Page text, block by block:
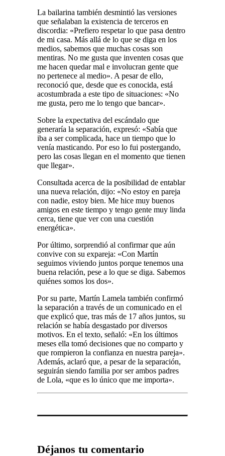
La bailarina también desmintió las versiones
que señalaban la existencia de terceros en
discordia: «Prefiero respetar lo que pasa dentro
de mi casa. Más allá de lo que se diga en los
medios, sabemos que muchas cosas son
mentiras. No me gusta que inventen cosas que
me hacen quedar mal e involucran gente que
no pertenece al medio». A pesar de ello,
reconoció que, desde que es conocida, está
acostumbrada a este tipo de situaciones: «No
me gusta, pero me lo tengo que bancar».
Sobre la expectativa del escándalo que
generaría la separación, expresó: «Sabía que
iba a ser complicada, hace un tiempo que lo
venía masticando. Por eso lo fui postergando,
pero las cosas llegan en el momento que tienen
que llegar».
Consultada acerca de la posibilidad de entablar
una nueva relación, dijo: «No estoy en pareja
con nadie, estoy bien. Me hice muy buenos
amigos en este tiempo y tengo gente muy linda
cerca, tiene que ver con una cuestión
energética».
Por último, sorprendió al confirmar que aún
convive con su expareja: «Con Martín
seguimos viviendo juntos porque tenemos una
buena relación, pese a lo que se diga. Sabemos
quiénes somos los dos».
Por su parte, Martín Lamela también confirmó
la separación a través de un comunicado en el
que explicó que, tras más de 17 años juntos, su
relación se había desgastado por diversos
motivos. En el texto, señaló: «En los últimos
meses ella tomó decisiones que no comparto y
que rompieron la confianza en nuestra pareja».
Además, aclaró que, a pesar de la separación,
seguirán siendo familia por ser ambos padres
de Lola, «que es lo único que me importa».
Déjanos tu comentario